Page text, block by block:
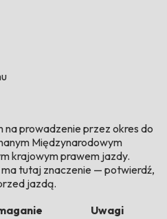
prowadzenie przez okres do
Międzynarodowym
krajowym prawem jazdy.
tutaj znaczenie — potwierdź,
jazdą.
Uwagi